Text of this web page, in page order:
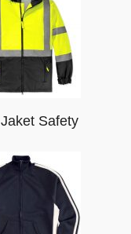
Jaket Safety